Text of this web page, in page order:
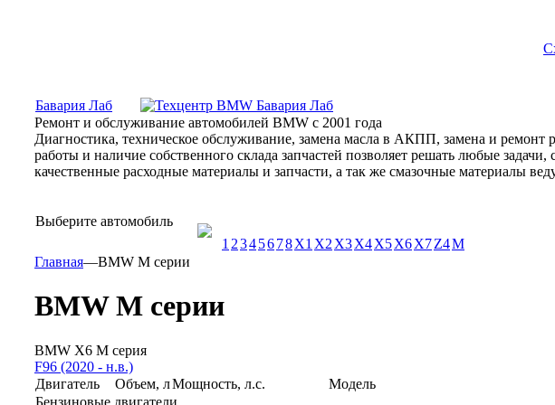
Бавария Лаб
Ремонт и обслуживание автомобилей BMW с 2001 года
Диагностика, техническое обслуживание, замена масла в АКПП, замена и
работы и наличие собственного склада запчастей позволяет решать любые
качественные расходные материалы и запчасти, а так же смазочные материалы
Выберите автомобиль
1 2345678X1 X2 X3X4X5X6X7Z4М
Главная—BMW М серии
BMW М серии
BMW X6 M серия
F96 (2020 - н.в.)
Двигатель
Объем, лМощность, л.с.
Модель
Бензиновые двигатели